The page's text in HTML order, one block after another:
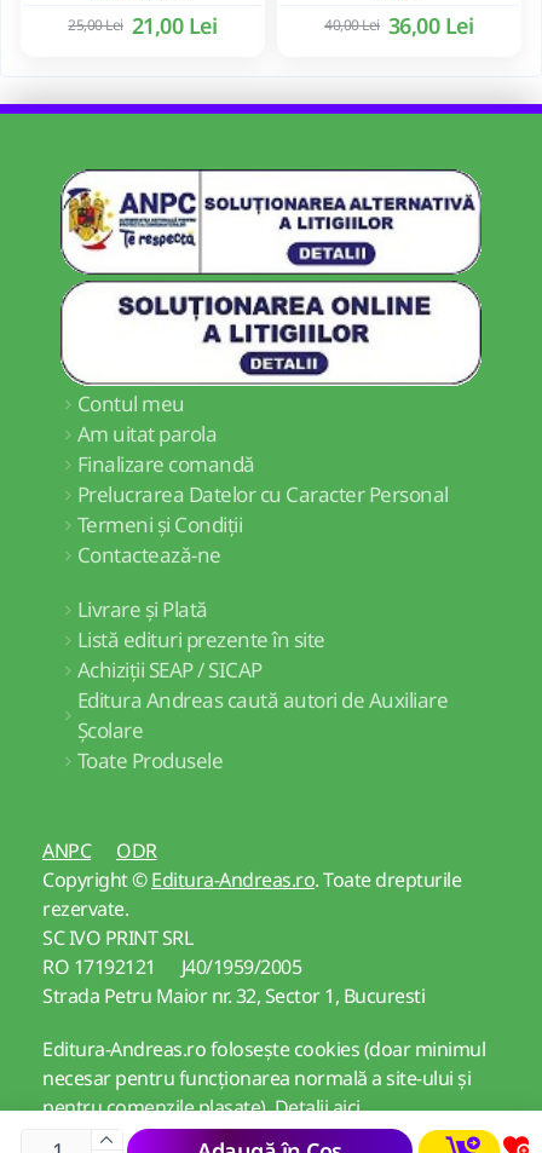
21,00 Lei
25,00 Lei 36,00 Lei
40,00 Lei
Contul meu
Am uitat parola
Finalizare comandă
Prelucrarea Datelor cu Caracter Personal
Termeni și Condiții
Contactează-ne
Livrare și Plată
Listă edituri prezente în site
Achiziții SEAP / SICAP
Editura Andreas caută autori de Auxiliare
Școlare
Toate Produsele
ANPC
ODR
Copyright ©Editura-Andreas.ro. Toate drepturile
rezervate.
SC IVO PRINT SRL
RO 17192121 J40/1959/2005
Strada Petru Maior nr. 32, Sector 1, Bucuresti
Editura-Andreas.ro folosește cookies (doar minimul
necesar pentru funcționarea normală a site-ului și
pentru comenzile plasate).Detalii aici